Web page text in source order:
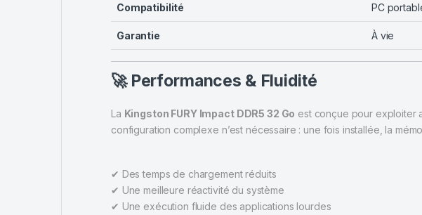
Compatibilité PC
Garantie À vie
🚀 Performances & Fluidité
La Kingston FURY Impact DDR5 32 Go est conçue pour exploiter
configuration complexe n’est nécessaire : une fois installée, la
✔ Des temps de chargement réduits
✔ Une meilleure réactivité du système
✔ Une exécution fluide des applications lourdes